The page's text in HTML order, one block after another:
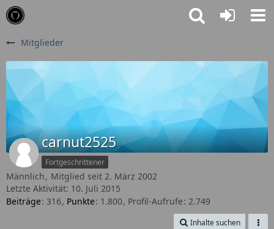
Mitglieder
carnut2525
Fortgeschrittener
Männlich
Mitglied seit 2. März 2002
Letzte Aktivität: 10. Juli 2015
Beiträge 316 Punkte 1.800 Profil-Aufrufe 2.749
Inhalte suchen